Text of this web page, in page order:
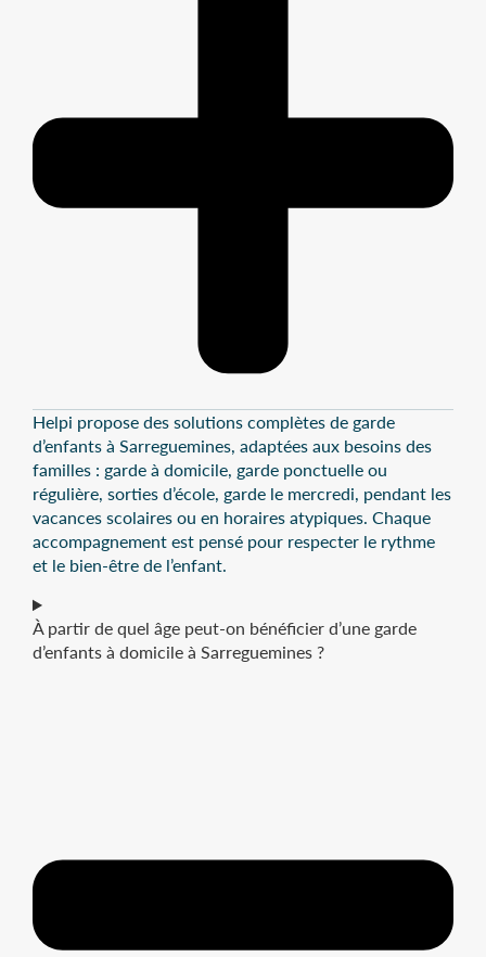
Helpi propose des solutions complètes de garde
d’enfants à Sarreguemines, adaptées aux besoins des
familles : garde à domicile, garde ponctuelle ou
régulière, sorties d’école, garde le mercredi, pendant les
vacances scolaires ou en horaires atypiques. Chaque
accompagnement est pensé pour respecter le rythme
et le bien-être de l’enfant.
À partir de quel âge peut-on bénéficier d’une garde
d’enfants à domicile à Sarreguemines ?